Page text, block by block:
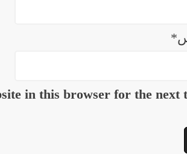
*
in this browser for the next